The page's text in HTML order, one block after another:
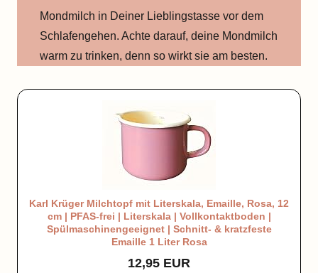
Mondmilch in Deiner Lieblingstasse vor dem
Schlafengehen. Achte darauf, deine Mondmilch
warm zu trinken, denn so wirkt sie am besten.
Karl Krüger Milchtopf mit Literskala, Emaille, Rosa, 12
cm | PFAS-frei | Literskala | Vollkontaktboden |
Spülmaschinengeeignet | Schnitt- & kratzfeste
Emaille 1 Liter Rosa
12,95 EUR